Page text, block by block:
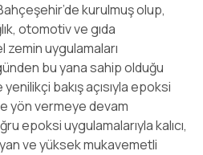
kurulmuş olup,
otomotiv ve gıda
uygulamaları
bu yana sahip olduğu
bakış açısıyla epoksi
yön vermeye devam
epoksi uygulamalarıyla kalıcı,
ve yüksek mukavemetli